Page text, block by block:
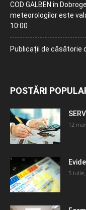
COD GALBEN în
meteorologilor este
10:00
Publicații de căsătorie
POSTĂRI
12
5